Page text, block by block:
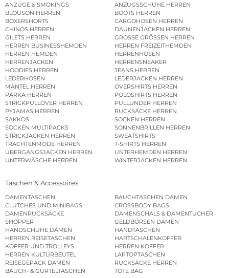
ANZÜGE & SMOKINGS
ANZUGSSCHUHE HERREN
BLOUSON HERREN
BOOTS HERREN
BOXERSHORTS
CARGOHOSEN HERREN
CHINOS HERREN
DAUNENJACKEN HERREN
GILETS HERREN
GROSSE GRÖSSEN HERREN
HERREN BUSINESSHEMDEN
HERREN FREIZEITHEMDEN
HERREN HEMDEN
HERRENHOSEN
HERRENJACKEN
HERRENSNEAKER
HOODIES HERREN
JEANS HERREN
LEDERHOSEN
LEDERJACKEN HERREN
MÄNTEL HERREN
OVERSHIRTS HERREN
PARKA HERREN
POLOSHIRTS HERREN
STRICKPULLOVER HERREN
PULLUNDER HERREN
PYJAMAS HERREN
RUCKSÄCKE HERREN
SAKKOS
SOCKEN HERREN
SOCKEN MULTIPACKS
SONNENBRILLEN HERREN
STRICKJACKEN HERREN
SWEATSHIRTS
TRACHTENMODE HERREN
T-SHIRTS HERREN
ÜBERGANGSJACKEN HERREN
UNTERHEMDEN HERREN
UNTERWÄSCHE HERREN
WINTERJACKEN HERREN
Taschen & Accessoires
DAMENTASCHEN
BAUCHTASCHEN DAMEN
CLUTCHES UND MINIBAGS
CROSSBODY BAGS
DAMENRUCKSÄCKE
DAMENSCHALS & DAMENTÜCHER
SHOPPER
GELDBÖRSEN DAMEN
HANDSCHUHE DAMEN
HANDTASCHEN
HERREN REISETASCHEN
HARTSCHALENKOFFER
KOFFER UND TROLLEYS
HERREN KOFFER
HERREN KULTURBEUTEL
LAPTOPTASCHEN
REISEGEPÄCK DAMEN
RUCKSÄCKE HERREN
BAUCH- & GÜRTELTASCHEN
TOTE BAG